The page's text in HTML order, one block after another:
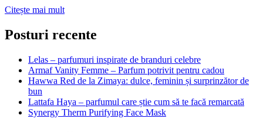
Citește mai multCrema
niacinamide
si
de
la
Balea
Posturi recente
Lelas – parfumuri inspirate de branduri celebre
Armaf Vanity Femme – Parfum potrivit pentru cadou
Hawwa Red de la Zimaya: dulce, feminin și surprinzător de
bun
Lattafa Haya – parfumul care știe cum să te facă remarcată
Synergy Therm Purifying Face Mask